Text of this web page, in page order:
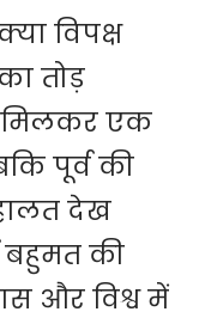
विपक्ष
तोड़
मिलकर एक
पूर्व की
देख
बहुमत की
और विश्व में